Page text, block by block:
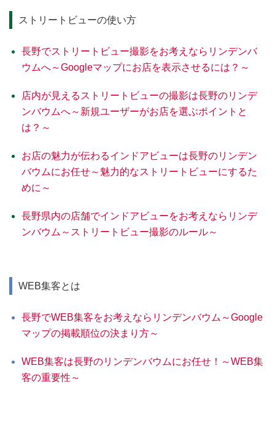
ストリートビューの使い方
長野でストリートビュー撮影をお考えならリンデンバ
ウムへ～Googleマップにお店を表示させるには？～
店内が見えるストリートビューの撮影は長野のリンデ
ンバウムへ～新規ユーザーがお店を選ぶポイントと
は？～
お店の魅力が伝わるインドアビューは長野のリンデン
バウムにお任せ～魅力的なストリートビューにするた
めに～
長野県内の店舗でインドアビューをお考えならリンデ
ンバウム～ストリートビュー撮影のルール～
WEB集客とは
長野でWEB集客をお考えならリンデンバウム～Google
マップの掲載順位の決まり方～
WEB集客は長野のリンデンバウムにお任せ！～WEB集
客の重要性～